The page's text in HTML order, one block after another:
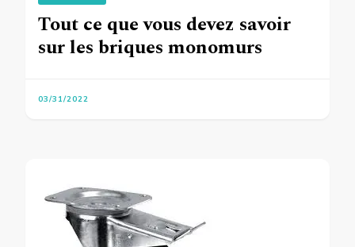
Tout ce que vous devez savoir
sur les briques monomurs
03/31/2022